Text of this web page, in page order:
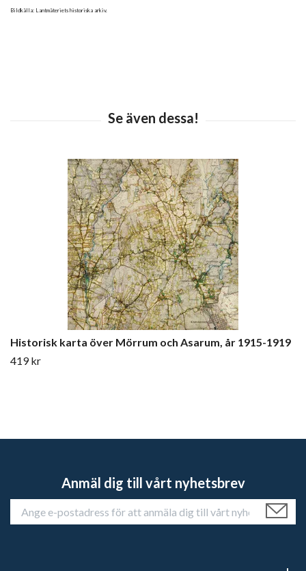
Bildkälla: Lantmäteriets historiska arkiv.
Historisk karta över Mörrum och Asarum, år 1915-1919
419 kr
Anmäl dig till vårt nyhetsbrev